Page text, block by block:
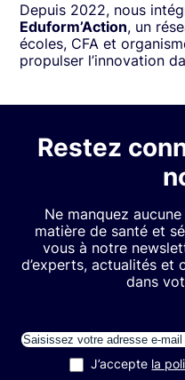
Depuis 2022, nous
Eduform’Action, un
écoles, CFA et
propulser l’innovation
Restez
Ne manquez
matière de santé et
vous à notre
d’experts, actualités et
dans
J’accepte la